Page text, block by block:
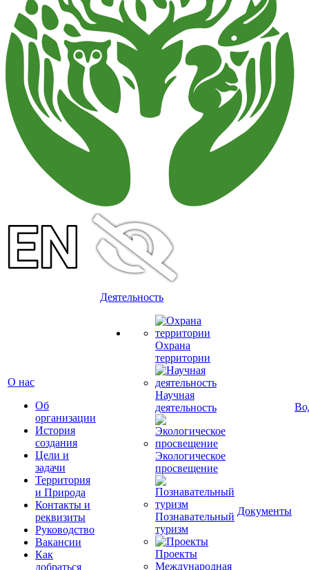
О нас
Об
организации
История
создания
Цели и
задачи
Территория
и Природа
Контакты и
реквизиты
Руководство
Вакансии
Как
добраться
Деятельность
Охрана
территории
Научная
деятельность
Экологическое
просвещение
Познавательный
туризм
Проекты
Международная
Документы